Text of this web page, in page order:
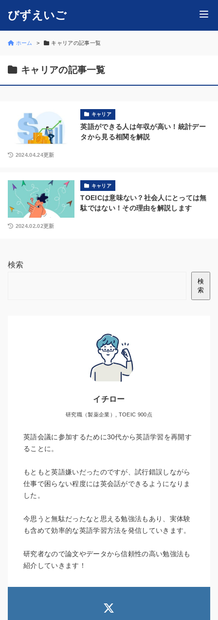
びずえいご
ホーム キャリアの記事一覧
キャリアの記事一覧
キャリア
英語ができる人は年収が高い！統計デー
タから見る相関を解説
2024.04.24更新
キャリア
TOEICは意味ない？社会人にとっては無
駄ではない！その理由を解説します
2024.02.02更新
検索
検
索
イチロー
研究職（製薬企業）, TOEIC 900点
英語会議に参加するために30代から英語学習を再開す
ることに。
もともと英語嫌いだったのですが、試行錯誤しながら
仕事で困らない程度には英会話ができるようになりま
した。
今思うと無駄だったなと思える勉強法もあり、実体験
も含めて効率的な英語学習方法を発信していきます。
研究者なので論文やデータから信頼性の高い勉強法も
紹介していきます！